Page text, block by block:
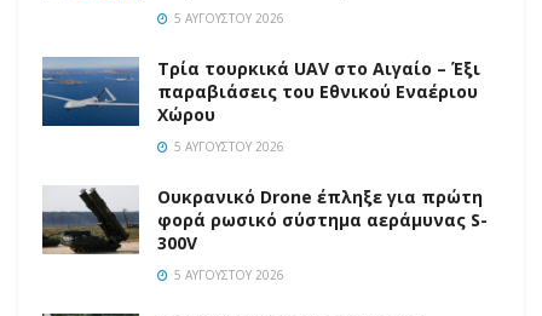
5 ΑΥΓΟΎΣΤΟΥ 2026
Τρία τουρκικά UAV στο Αιγαίο – Έξι
παραβιάσεις του Εθνικού Εναέριου
Χώρου
5 ΑΥΓΟΎΣΤΟΥ 2026
Ουκρανικό Drone έπληξε για πρώτη
φορά ρωσικό σύστημα αεράμυνας S-
300V
5 ΑΥΓΟΎΣΤΟΥ 2026